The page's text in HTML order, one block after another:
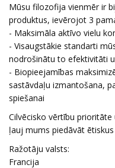
Mūsu filozofija vienmēr ir
produktus, ievērojot 3
- Maksimāla aktīvo vielu
- Visaugstākie standarti
nodrošinātu to efektivitāti
- Biopieejamības
sastāvdaļu izmantošana,
spiešanai
Cilvēcisko vērtību
ļauj mums piedāvāt
Ražotāju valsts:
Francija